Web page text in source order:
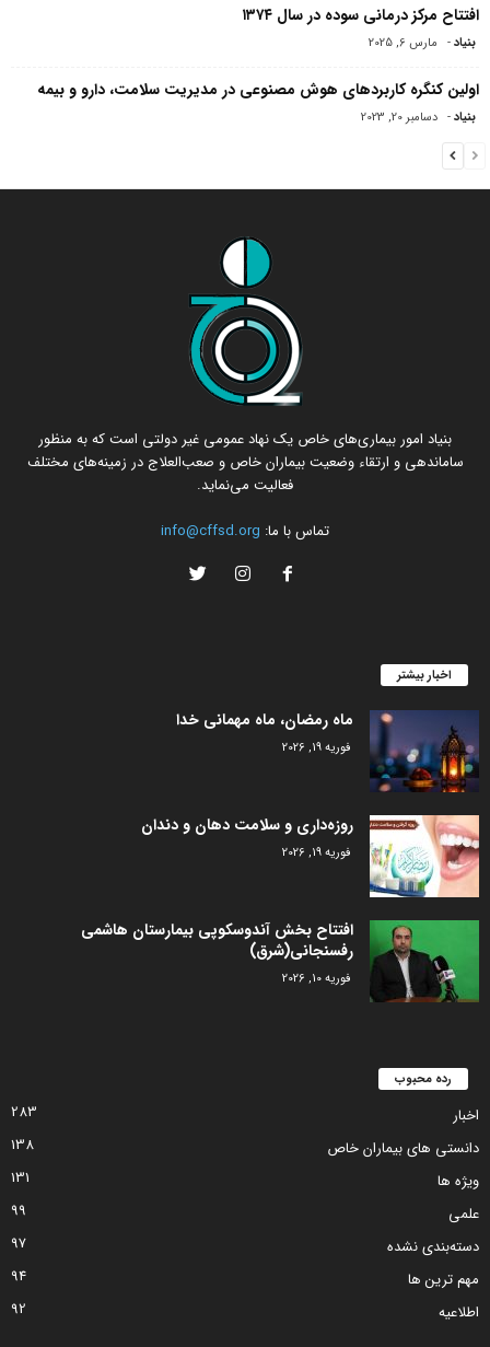
افتتاح مرکز درمانی سوده در سال ۱۳۷۴
بنیاد- مارس 6, 2025
اولین کنگره کاربردهای هوش مصنوعی در مدیریت سلامت، دارو و بیمه
بنیاد- دسامبر 20, 2023
بنیاد امور بیماری‌های خاص یک نهاد عمومی غیر دولتی است که به منظور
ساماندهی و ارتقاء وضعیت بیماران خاص و صعب‌العلاج در زمینه‌های مختلف
فعالیت می‌نماید.
تماس با ما: info@cffsd.org
اخبار بیشتر
ماه رمضان، ماه مهمانی خدا
فوریه 19, 2026
روزه‌داری و سلامت دهان و دندان
فوریه 19, 2026
افتتاح بخش آندوسکوپی بیمارستان هاشمی
رفسنجانی(شرق)
فوریه 10, 2026
رده محبوب
اخبار
283
دانستی های بیماران خاص
138
ویژه ها
131
علمی
99
دسته‌بندی نشده
97
مهم ترین ها
94
اطلاعیه
92